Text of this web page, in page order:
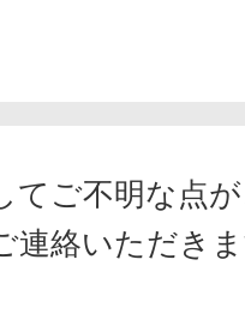
てご不明な点
連絡いただき